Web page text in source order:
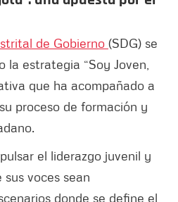
de Gobierno (SDG) se
la estrategia “Soy Joven,
que ha acompañado a
proceso de formación y
el liderazgo juvenil y
voces sean
donde se define el